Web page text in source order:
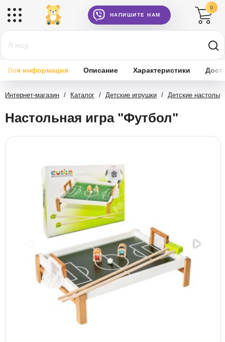
НАПИШИТЕ НАМ
0
Вся информация Описание Характеристики
Интернет-магазин / Каталог / Детские игрушки / Детские
Настольная игра "Футбол"